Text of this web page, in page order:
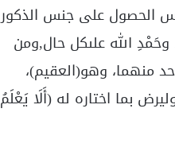
الحصول على جنس الذكور
وحَمْدِ الله علىكل حال,ومن
منهما، وهو(العقيم)،
بما اختاره له (أَلَا يَعْلَمُ